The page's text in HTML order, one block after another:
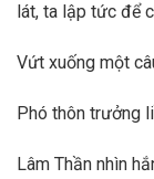
lát, ta lập tức để
Vứt xuống một
Phó thôn trưởng
Lâm Thần nhìn